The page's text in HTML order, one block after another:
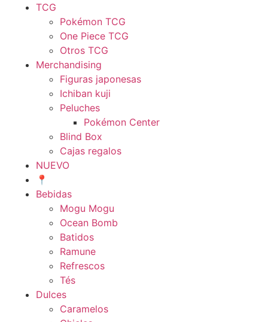
TCG
Pokémon TCG
One Piece TCG
Otros TCG
Merchandising
Figuras japonesas
Ichiban kuji
Peluches
Pokémon Center
Blind Box
Cajas regalos
NUEVO
📍
Bebidas
Mogu Mogu
Ocean Bomb
Batidos
Ramune
Refrescos
Tés
Dulces
Caramelos